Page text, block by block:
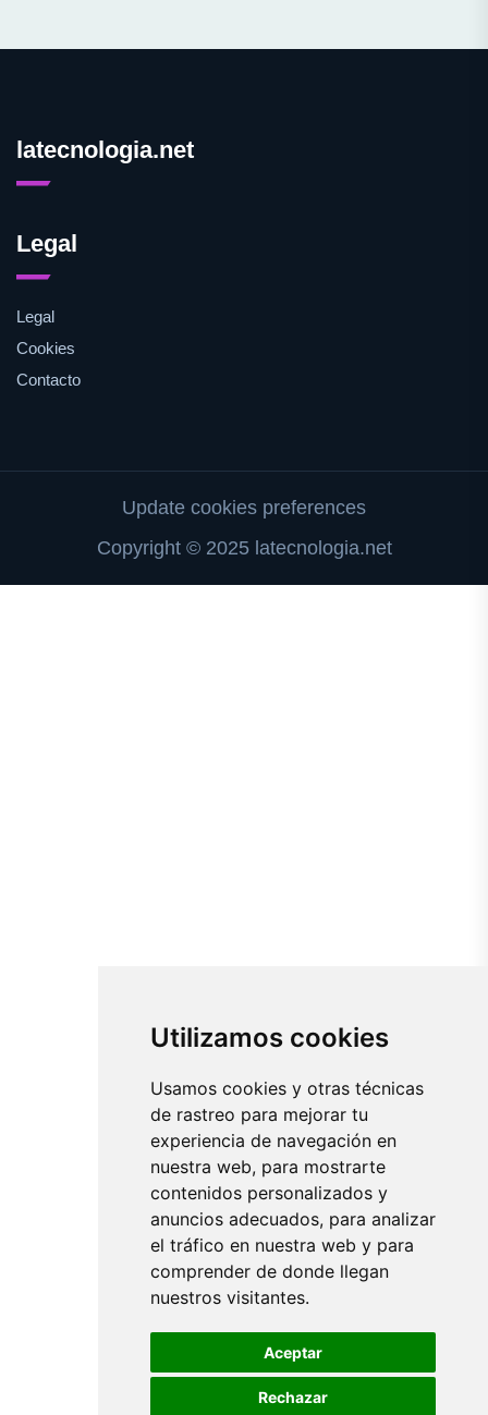
Utilizamos cookies
Usamos cookies y otras técnicas
de rastreo para mejorar tu
experiencia de navegación en
nuestra web, para mostrarte
contenidos personalizados y
anuncios adecuados, para analizar
el tráfico en nuestra web y para
comprender de donde llegan
nuestros visitantes.
Aceptar
Rechazar
latecnologia.net
Legal
Legal
Cookies
Contacto
Update cookies preferences
Copyright © 2025 latecnologia.net